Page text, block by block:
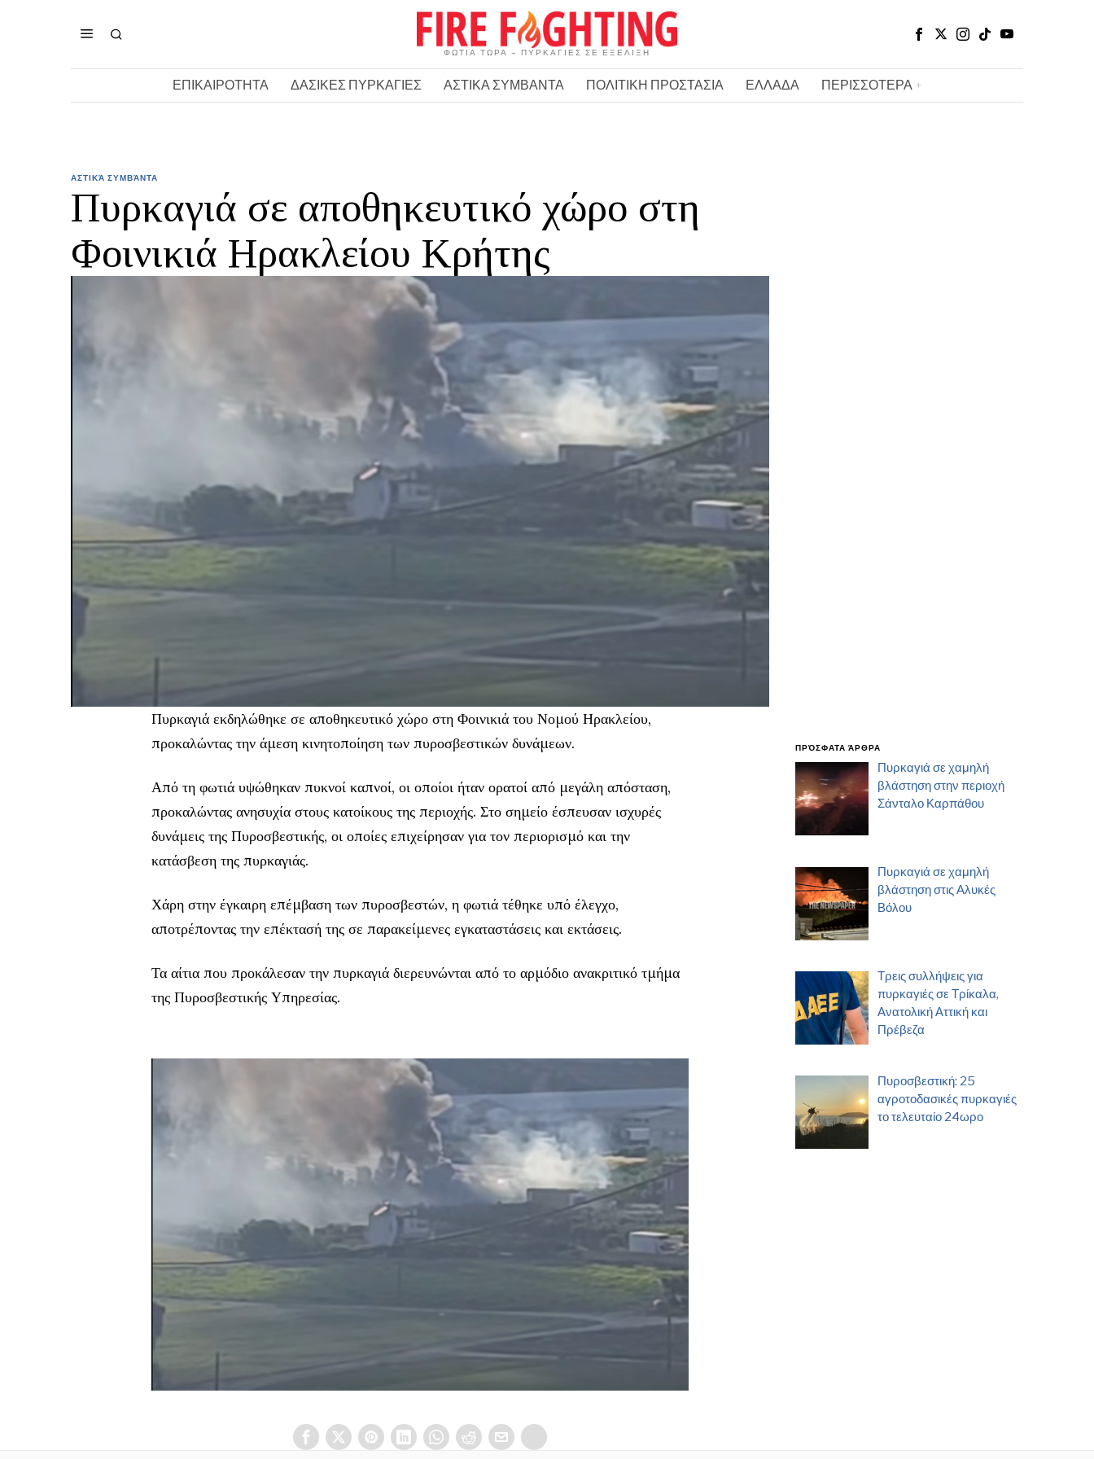
ΦΩΤΙΑ ΤΩΡΑ – ΠΥΡΚΑΓΙΕΣ ΣΕ ΕΞΕΛΙΞΗ
ΕΠΙΚΑΙΡΟΤΗΤΑ ΔΑΣΙΚΕΣ ΠΥΡΚΑΓΙΕΣ ΑΣΤΙΚΑ ΣΥΜΒΑΝΤΑ ΠΟΛΙΤΙΚΗ ΠΡΟΣΤΑΣΙΑ ΕΛΛΑΔΑ ΠΕΡΙΣΣΟΤΕΡΑ
ΑΣΤΙΚΆ ΣΥΜΒΆΝΤΑ
Πυρκαγιά σε αποθηκευτικό χώρο στη
Φοινικιά Ηρακλείου Κρήτης
Πυρκαγιά εκδηλώθηκε σε αποθηκευτικό χώρο στη Φοινικιά του Νομού Ηρακλείου,
προκαλώντας την άμεση κινητοποίηση των πυροσβεστικών δυνάμεων.
Από τη φωτιά υψώθηκαν πυκνοί καπνοί, οι οποίοι ήταν ορατοί από μεγάλη απόσταση,
προκαλώντας ανησυχία στους κατοίκους της περιοχής. Στο σημείο έσπευσαν ισχυρές
δυνάμεις της Πυροσβεστικής, οι οποίες επιχείρησαν για τον περιορισμό και την
κατάσβεση της πυρκαγιάς.
Χάρη στην έγκαιρη επέμβαση των πυροσβεστών, η φωτιά τέθηκε υπό έλεγχο,
αποτρέποντας την επέκτασή της σε παρακείμενες εγκαταστάσεις και εκτάσεις.
Τα αίτια που προκάλεσαν την πυρκαγιά διερευνώνται από το αρμόδιο ανακριτικό τμήμα
της Πυροσβεστικής Υπηρεσίας.
ΠΡΌΣΦΑΤΑ ΆΡΘΡΑ
Πυρκαγιά σε χαμηλή
βλάστηση στην περιοχή
Σάνταλο Καρπάθου
Πυρκαγιά σε χαμηλή
βλάστηση στις Αλυκές
Βόλου
Τρεις συλλήψεις για
πυρκαγιές σε Τρίκαλα,
Ανατολική Αττική και
Πρέβεζα
Πυροσβεστική: 25
αγροτοδασικές πυρκαγιές
το τελευταίο 24ωρο